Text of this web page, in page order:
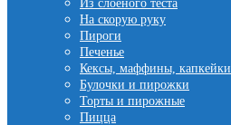
Из слоеного теста
На скорую руку
Пироги
Печенье
Кексы, маффины, капкейки
Булочки и пирожки
Торты и пирожные
Пицца